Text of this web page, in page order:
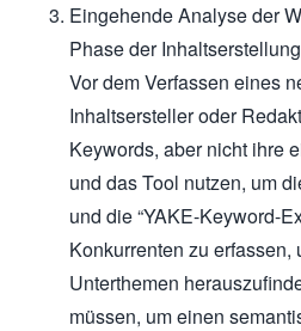
Eingehende Analyse der
Phase der Inhaltserstellung
Vor dem Verfassen eines
Inhaltsersteller oder
Keywords, aber nicht ihre
und das Tool nutzen, um
und die “YAKE-Keyword-
Konkurrenten zu
Unterthemen
müssen, um einen